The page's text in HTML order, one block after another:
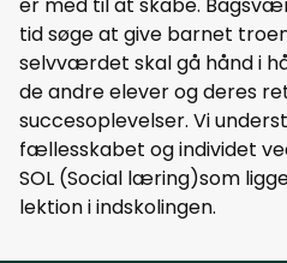
tid søge at give barnet
selvværdet skal gå hånd i
de andre elever og deres
succesoplevelser. Vi
fællesskabet og individet
SOL (Social læring)som
lektion i indskolingen.